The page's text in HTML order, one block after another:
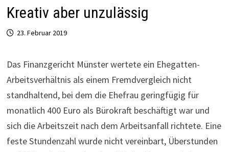
Kreativ aber unzulässig
23. Februar 2019
Das Finanzgericht Münster wertete ein Ehe­gatten-
Arbeits­ver­hältnis als einem Fremdvergleich nicht
standhaltend, bei dem die Ehefrau gering­fügig für
monatlich 400 Euro als Büro­kraft beschäf­tigt war und
sich die Arbeits­zeit nach dem Arbeits­an­fall richtete. Eine
feste Stun­den­zahl wurde nicht ver­ein­bart, Über­stunden